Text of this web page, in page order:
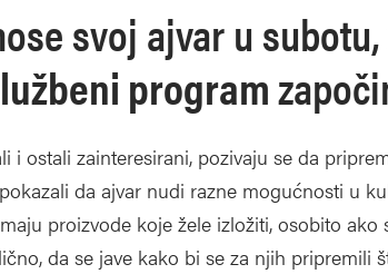
svoj ajvar u subotu,
program
i ostali zainteresirani, pozivaju se da
da ajvar nudi razne mogućnosti u
proizvode koje žele izložiti, osobito ako
da se jave kako bi se za njih pripremili